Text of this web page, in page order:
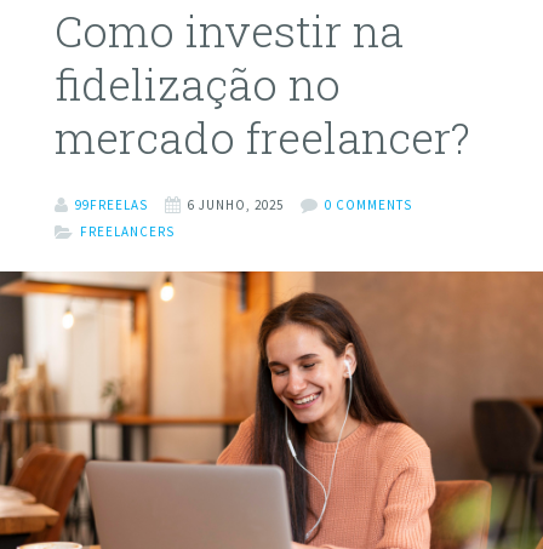
Como investir na
fidelização no
mercado freelancer?
99FREELAS 6 JUNHO, 2025
0 COMMENTS
FREELANCERS